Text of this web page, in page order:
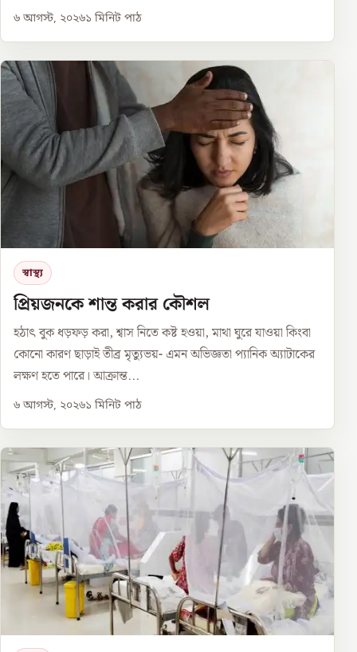
৬ আগস্ট, ২০২৬১ মিনিট পাঠ
স্বাস্থ্য
প্রিয়জনকে শান্ত করার কৌশল
হঠাৎ বুক ধড়ফড় করা, শ্বাস নিতে কষ্ট হওয়া, মাথা ঘুরে যাওয়া কিংবা
কোনো কারণ ছাড়াই তীব্র মৃত্যুভয়- এমন অভিজ্ঞতা প্যানিক অ্যাটাকের
লক্ষণ হতে পারে। আক্রান্ত...
৬ আগস্ট, ২০২৬১ মিনিট পাঠ